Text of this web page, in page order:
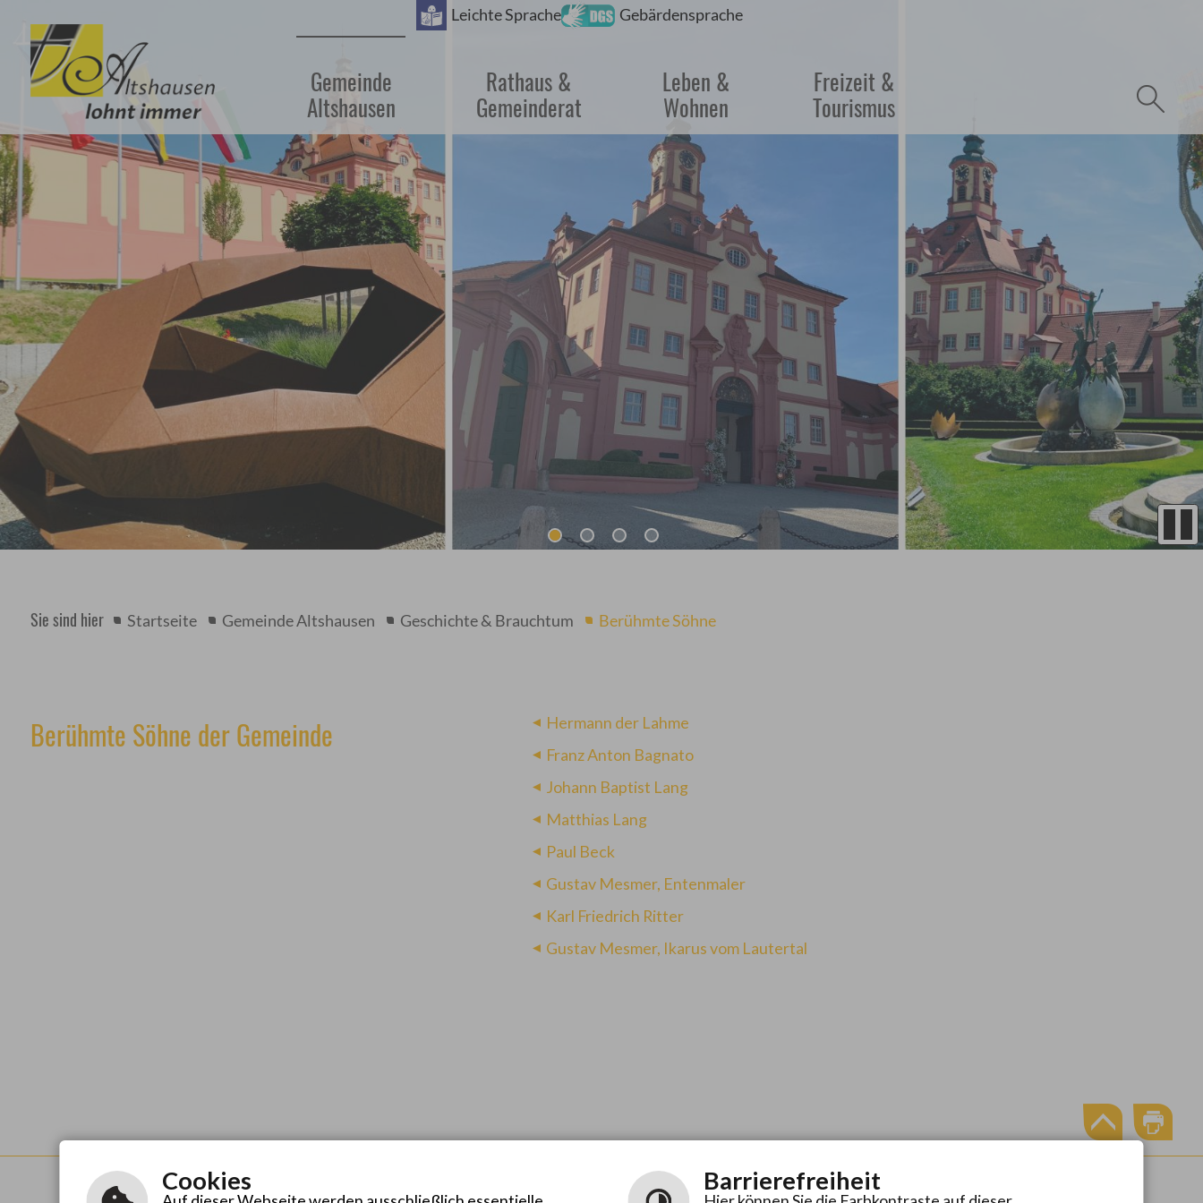
Gemeinde
Altshausen
Rathaus &
Gemeinderat
Leben &
Wohnen
Freizeit &
Tourismus
Barrierefreiheit
Leichte Sprache Gebärdensprache
Sie sind hier Startseite Gemeinde Altshausen Geschichte & Brauchtum Berühmte Söhne
Berühmte Söhne der Gemeinde
Hermann der Lahme
Franz Anton Bagnato
Johann Baptist Lang
Matthias Lang
Paul Beck
Gustav Mesmer, Entenmaler
Karl Friedrich Ritter
Gustav Mesmer, Ikarus vom Lautertal
Cookies Barrierefreiheit